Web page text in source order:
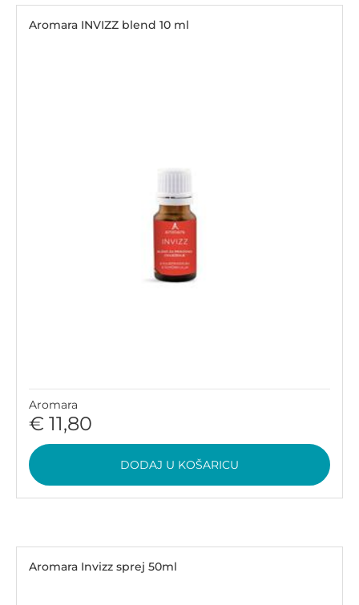
Aromara INVIZZ blend 10 ml
Aromara
€ 11,80
DODAJ U KOŠARICU
Aromara Invizz sprej 50ml